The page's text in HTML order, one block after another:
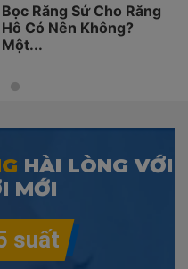
Bọc Răng Sứ Cho Răng
Hô Có Nên Không?
Một...
HÀI LÒNG VỚI
MỚI